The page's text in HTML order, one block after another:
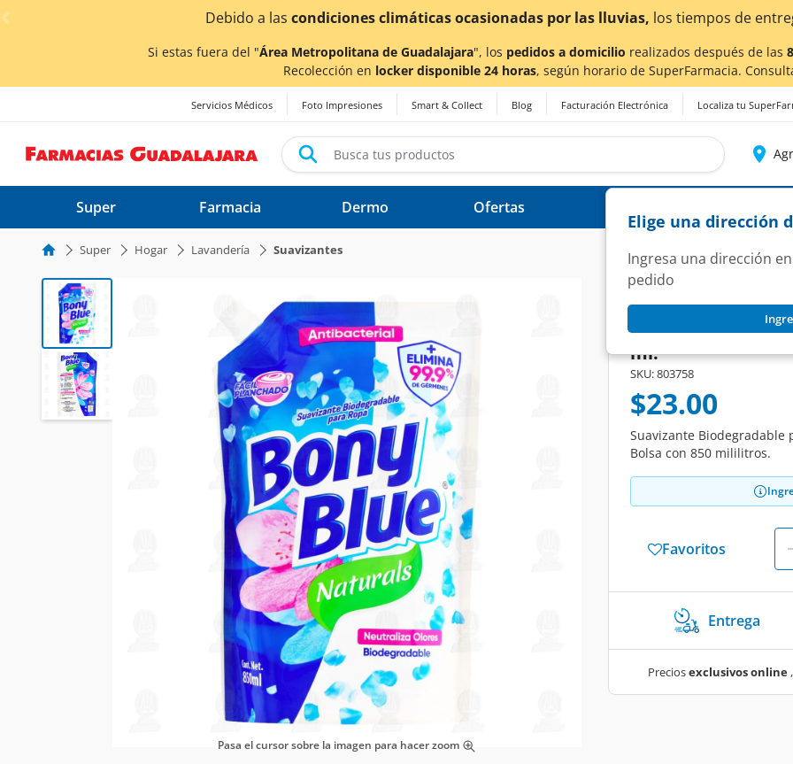
< div class="carousel-inner">
las lluvias, los tiempos de entrega podrían verse afectados.
Si estas fuera del "Área Metropolitana de Guadalajara", los pedidos a domicilio realizados después de las
Recolección en locker disponible 24 horas, según horario de SuperFarmacia.
Servicios Médicos Foto Impresiones Smart & Collect Blog Facturación Electrónica Localiza tu
Elige una dirección
Ingresa una dirección
pedido
Super Farmacia Dermo Ofertas
Super Hogar Lavandería Suavizantes
Pasa el cursor sobre la imagen para hacer zoom
BONY BLUE
Suavizante para
ml.
SKU:803758
$23.00
Suavizante Biodegradable
Bolsa con 850 mililitros.
Favoritos
Entrega
Preciosexclusivos online,